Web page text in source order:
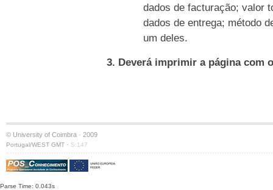
dados de facturação; valor
dados de entrega; método
um deles.
3. Deverá imprimir a página com
© University of Coimbra · 2009
Portugal/WEST GMT · S:147
Parse Time: 0.043s